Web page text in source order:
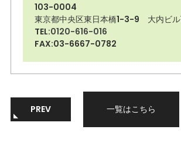
103-0004
東京都中央区東日本橋1-3-9 大内ビル
TEL:0120-616-016
FAX:03-6667-0782
PREV 一覧はこちら